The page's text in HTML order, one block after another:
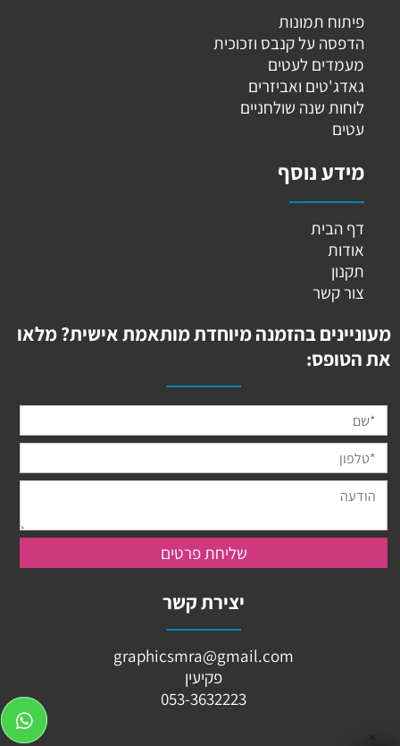
פיתוח תמונות
הדפסה על קנבס וזכוכית
מעמדים לעטים
גאדג'טים ואביזרים
לוחות שנה שולחניים
עטים
מידע נוסף
דף הבית
אודות
תקנון
צור קשר
מעוניינים בהזמנה מיוחדת מותאמת אישית? מלאו
את הטופס:
יצירת קשר
graphicsmra@gmail.com
פקיעין
053-3632223